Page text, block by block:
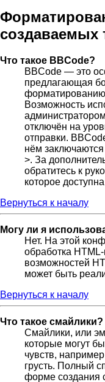
создаваемых
Что такое BBCode?
BBCode — это
предлагающая
форматированию
Возможность
отключён на
отправки.
нём заключаются
>. За
обратитесь к
которое
Вернуться к началу
Могу ли я
Нет. На этой
обработка
возможностей
может быть
Вернуться к началу
Что такое смайлики?
Смайлики, или
которые могут
чувств,
грусть. Полный
форме создания